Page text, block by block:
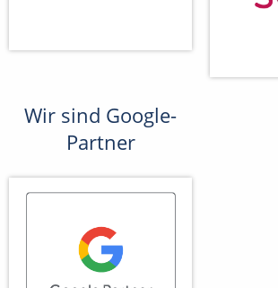
Wir sind Google-
Partner